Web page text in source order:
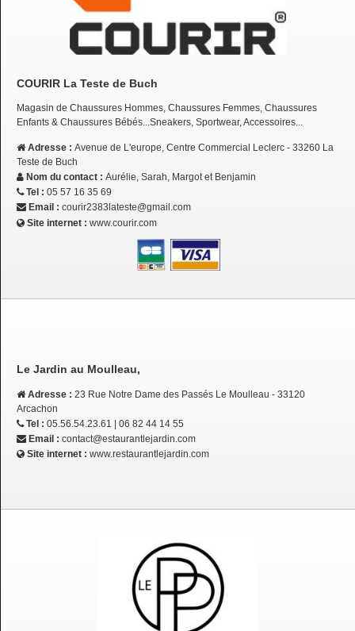
COURIR La Teste de Buch
Magasin de Chaussures Hommes, Chaussures Femmes, Chaussures
Enfants & Chaussures Bébés...Sneakers, Sportwear, Accessoires...
Adresse : Avenue de L'europe, Centre Commercial Leclerc - 33260 La
Teste de Buch
Nom du contact : Aurélie, Sarah, Margot et Benjamin
Tel : 05 57 16 35 69
Email : courir2383lateste@gmail.com
Site internet : www.courir.com
Le Jardin au Moulleau,
Adresse : 23 Rue Notre Dame des Passés Le Moulleau - 33120
Arcachon
Tel : 05.56.54.23.61 | 06 82 44 14 55
Email : contact@estaurantlejardin.com
Site internet : www.restaurantlejardin.com